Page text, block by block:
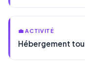
💼 ACTIVITÉ
Hébergement